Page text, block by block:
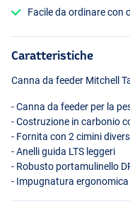
Facile da ordinare con
Caratteristiche
Canna da feeder Mitchell
- Canna da feeder per la
- Costruzione in carbonio
- Fornita con 2 cimini
- Anelli guida LTS leggeri
- Robusto portamulinello
- Impugnatura